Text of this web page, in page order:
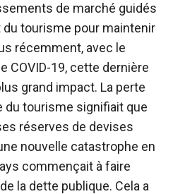
de marché guidés
tourisme pour maintenir
récemment, avec le
COVID-19, cette dernière
grand impact. La perte
du tourisme signifiait que
réserves de devises
nouvelle catastrophe en
commençait à faire
la dette publique. Cela a